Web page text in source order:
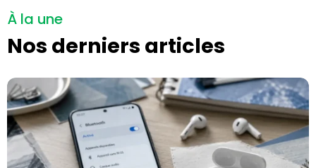
À la une
Nos derniers articles